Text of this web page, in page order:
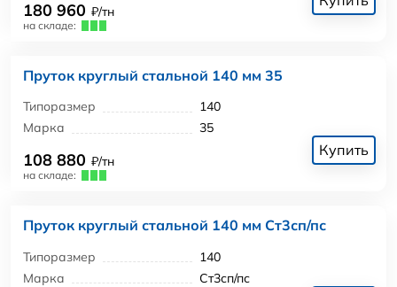
180 960 ₽/тн
на складе:
Пруток круглый стальной 140 мм 35
Типоразмер
140
Марка
35
108 880 ₽/тн
на складе:
Купить
Пруток круглый стальной 140 мм Ст3сп/пс
Типоразмер
140
Марка
Ст3сп/пс